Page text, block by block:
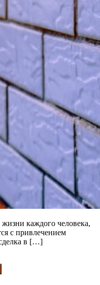
каждого человека,
с привлечением
в […]